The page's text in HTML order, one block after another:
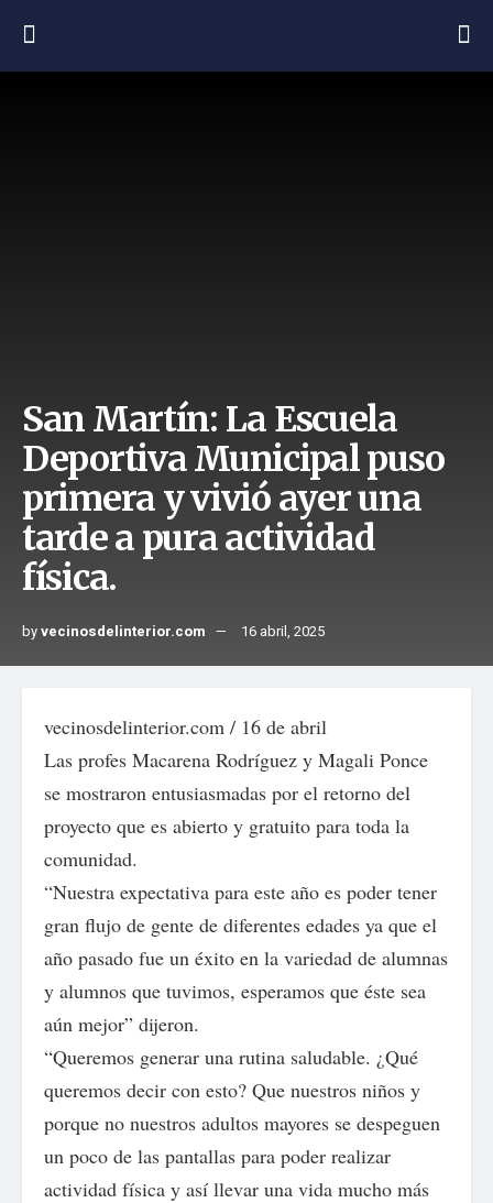
San Martín: La Escuela
Deportiva Municipal puso
primera y vivió ayer una
tarde a pura actividad
física.
byvecinosdelinterior.com 16 abril, 2025
vecinosdelinterior.com / 16 de abril
Las profes Macarena Rodríguez y Magali Ponce
se mostraron entusiasmadas por el retorno del
proyecto que es abierto y gratuito para toda la
comunidad.
“Nuestra expectativa para este año es poder tener
gran flujo de gente de diferentes edades ya que el
año pasado fue un éxito en la variedad de alumnas
y alumnos que tuvimos, esperamos que éste sea
aún mejor” dijeron.
“Queremos generar una rutina saludable. ¿Qué
queremos decir con esto? Que nuestros niños y
porque no nuestros adultos mayores se despeguen
un poco de las pantallas para poder realizar
actividad física y así llevar una vida mucho más